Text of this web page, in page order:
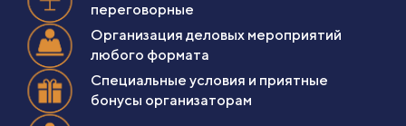
переговорные
Организация деловых мероприятий
любого формата
Специальные условия и приятные
бонусы организаторам